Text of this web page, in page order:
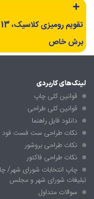
برش خاص
لینک‌های کاربردی
قوانین کلی چاپ
قوانین کلی طراحی
دانلود فایل راهنما
نکات طراحی ست فست فود
نکات طراحی بروشور
نکات طراحی فاکتور
چاپ انتخابات شورای شهر/
تبلیغات شورای شهر و مجلس
سوالات متداول